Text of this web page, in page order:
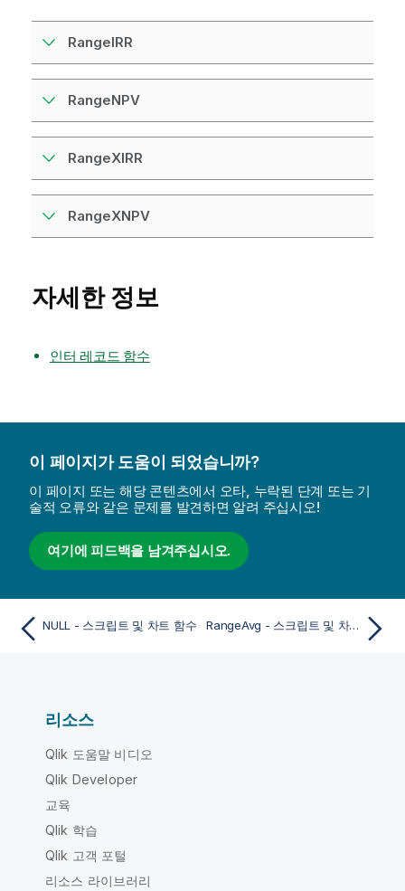
RangeIRR
RangeNPV
RangeXIRR
RangeXNPV
자세한 정보
인터 레코드 함수
이 페이지가 도움이 되었습니까?
이 페이지 또는 해당 콘텐츠에서 오타, 누락된 단계 또는 기
술적 오류와 같은 문제를 발견하면 알려 주십시오!
여기에 피드백을 남겨주십시오.
NULL - 스크립트 및 차트 함수 RangeAvg - 스크립트 및 차트 함수
리소스
Qlik 도움말 비디오
Qlik Developer
교육
Qlik 학습
Qlik 고객 포털
리소스 라이브러리